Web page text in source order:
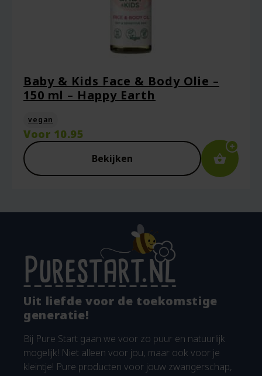
Baby & Kids Face & Body Olie –
150 ml – Happy Earth
vegan
Voor 10.95
Bekijken
Uit liefde voor de toekomstige
generatie!
Bij Pure Start gaan we voor zo puur en natuurlijk
mogelijk! Niet alleen voor jou, maar ook voor je
kleintje! Pure producten voor jouw zwangerschap,